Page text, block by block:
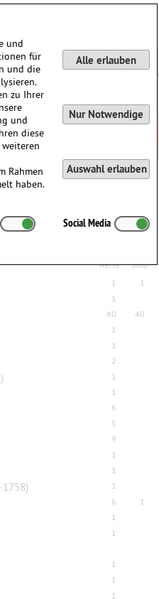
I J P
Q
Z
Werke Shop
1 1
1
40 40
1
1
2
1
1
6
5
9
1
1
1
6 1
1
1
1
1
1
und
für
und die
zu Ihrer
und
diese
Rahmen
haben.
Alle erlauben
Nur Notwendige
Auswahl erlauben
Social Media